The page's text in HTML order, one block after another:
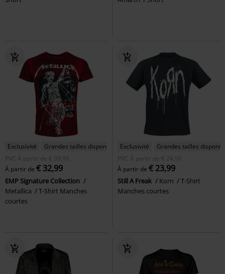
Exclusivité
Grandes tailles disponibles
PVC
À partir de € 39,99
À partir de € 32,99
EMP Signature Collection
Metallica
T-Shirt Manches
courtes
Exclusivité
Grandes tailles
PVC
À partir de € 24,99
À partir de € 23,99
Still A Freak Korn
T-Shirt
Manches courtes